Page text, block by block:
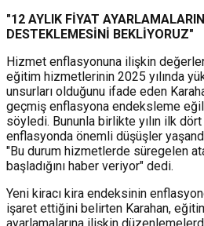
"12 AYLIK FİYAT
DESTEKLEMESİNİ BEKLİYORUZ"
Hizmet enflasyonuna ilişkin
eğitim hizmetlerinin 2025 yılında
unsurları olduğunu ifade eden
geçmiş enflasyona endeksleme
söyledi. Bununla birlikte yılın ilk
enflasyonda önemli düşüşler
"Bu durum hizmetlerde süregelen
başladığını haber veriyor" dedi.
Yeni kiracı kira endeksinin
işaret ettiğini belirten Karahan,